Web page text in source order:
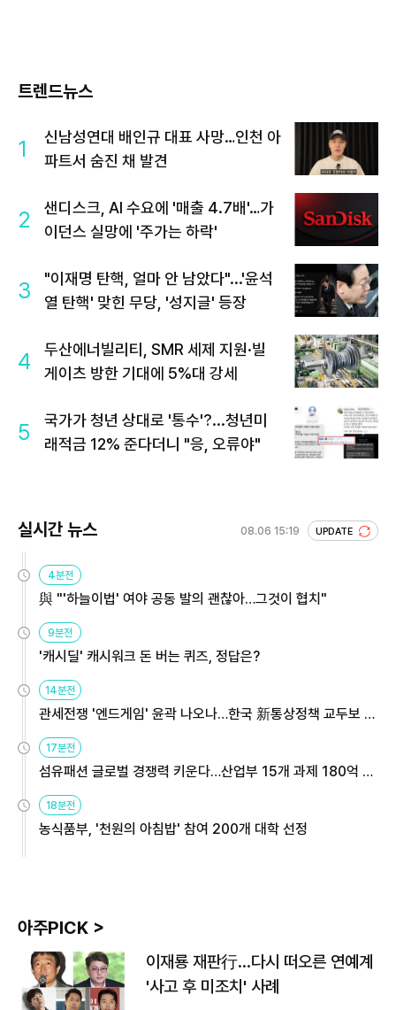
트렌드뉴스
1
신남성연대 배인규 대표 사망…인천 아
파트서 숨진 채 발견
2
샌디스크, AI 수요에 '매출 4.7배'…가
이던스 실망에 '주가는 하락'
3
"이재명 탄핵, 얼마 안 남았다"...'윤석
열 탄핵' 맞힌 무당, '성지글' 등장
4
두산에너빌리티, SMR 세제 지원·빌
게이츠 방한 기대에 5%대 강세
5
국가가 청년 상대로 '통수'?...청년미
래적금 12% 준다더니 "응, 오류야"
실시간 뉴스 08.06 15:19 UPDATE
4분전
與 "'하늘이법' 여야 공동 발의 괜찮아…그것이 협치"
9분전
'캐시딜' 캐시워크 돈 버는 퀴즈, 정답은?
14분전
관세전쟁 '엔드게임' 윤곽 나오나…한국 新통상정책 교두보 활
용해야
17분전
섬유패션 글로벌 경쟁력 키운다…산업부 15개 과제 180억 지
원
18분전
농식품부, '천원의 아침밥' 참여 200개 대학 선정
아주PICK >
이재룡 재판行…다시 떠오른 연예계
'사고 후 미조치' 사례